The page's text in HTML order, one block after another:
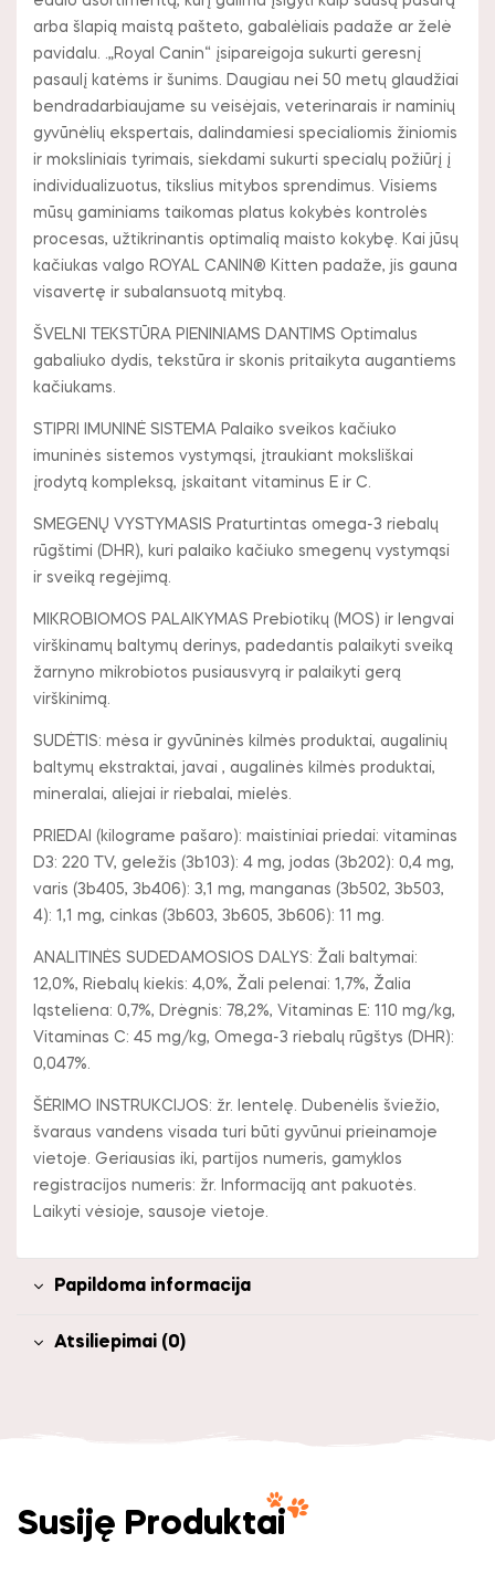
arba šlapią maistą pašteto, gabalėliais padaže ar želė
pavidalu. .„Royal Canin“ įsipareigoja sukurti geresnį
pasaulį katėms ir šunims. Daugiau nei 50 metų glaudžiai
bendradarbiaujame su veisėjais, veterinarais ir naminių
gyvūnėlių ekspertais, dalindamiesi specialiomis žiniomis
ir moksliniais tyrimais, siekdami sukurti specialų požiūrį į
individualizuotus, tikslius mitybos sprendimus. Visiems
mūsų gaminiams taikomas platus kokybės kontrolės
procesas, užtikrinantis optimalią maisto kokybę. Kai jūsų
kačiukas valgo ROYAL CANIN® Kitten padaže, jis gauna
visavertę ir subalansuotą mitybą.
ŠVELNI TEKSTŪRA PIENINIAMS DANTIMS Optimalus
gabaliuko dydis, tekstūra ir skonis pritaikyta augantiems
kačiukams.
STIPRI IMUNINĖ SISTEMA Palaiko sveikos kačiuko
imuninės sistemos vystymąsi, įtraukiant moksliškai
įrodytą kompleksą, įskaitant vitaminus E ir C.
SMEGENŲ VYSTYMASIS Praturtintas omega-3 riebalų
rūgštimi (DHR), kuri palaiko kačiuko smegenų vystymąsi
ir sveiką regėjimą.
MIKROBIOMOS PALAIKYMAS Prebiotikų (MOS) ir lengvai
virškinamų baltymų derinys, padedantis palaikyti sveiką
žarnyno mikrobiotos pusiausvyrą ir palaikyti gerą
virškinimą.
SUDĖTIS: mėsa ir gyvūninės kilmės produktai, augalinių
baltymų ekstraktai, javai , augalinės kilmės produktai,
mineralai, aliejai ir riebalai, mielės.
PRIEDAI (kilograme pašaro): maistiniai priedai: vitaminas
D3: 220 TV, geležis (3b103): 4 mg, jodas (3b202): 0,4 mg,
varis (3b405, 3b406): 3,1 mg, manganas (3b502, 3b503,
4): 1,1 mg, cinkas (3b603, 3b605, 3b606): 11 mg.
ANALITINĖS SUDEDAMOSIOS DALYS: Žali baltymai:
12,0%, Riebalų kiekis: 4,0%, Žali pelenai: 1,7%, Žalia
ląsteliena: 0,7%, Drėgnis: 78,2%, Vitaminas E: 110 mg/kg,
Vitaminas C: 45 mg/kg, Omega-3 riebalų rūgštys (DHR):
0,047%.
ŠĖRIMO INSTRUKCIJOS: žr. lentelę. Dubenėlis šviežio,
švaraus vandens visada turi būti gyvūnui prieinamoje
vietoje. Geriausias iki, partijos numeris, gamyklos
registracijos numeris: žr. Informaciją ant pakuotės.
Laikyti vėsioje, sausoje vietoje.
Papildoma informacija
Atsiliepimai (0)
Susiję Produktai